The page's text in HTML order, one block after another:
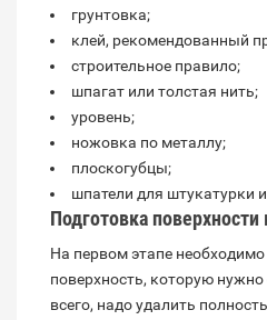
грунтовка;
клей, рекомендованный
строительное правило;
шпагат или толстая нить;
уровень;
ножовка по металлу;
плоскогубцы;
шпатели для штукатурки
Подготовка
На первом этапе необходимо
поверхность, которую
всего, надо удалить